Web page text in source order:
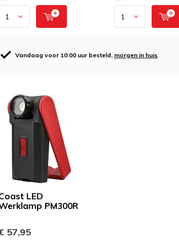
Vandaag voor 10:00 uur besteld, morgen in huis
LED
PM300R
57,95